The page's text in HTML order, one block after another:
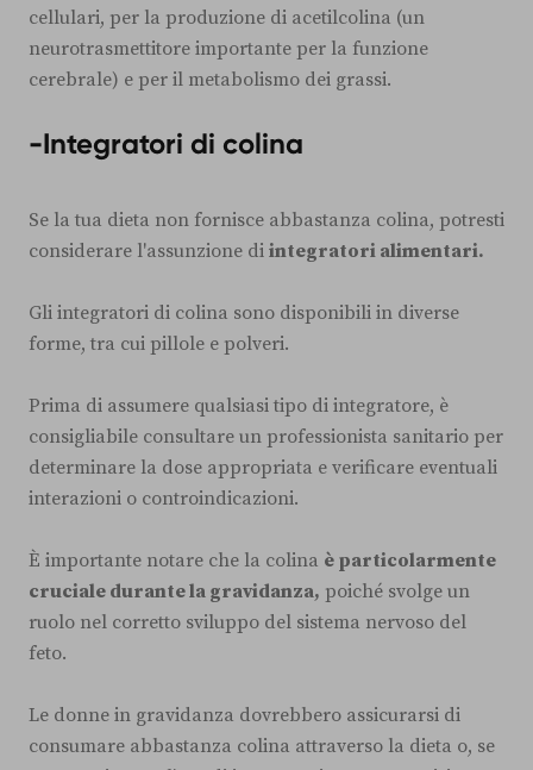
cellulari, per la produzione di acetilcolina (un
neurotrasmettitore importante per la funzione
cerebrale) e per il metabolismo dei grassi.
-Integratori di colina
Se la tua dieta non fornisce abbastanza colina, potresti
considerare l'assunzione di integratori alimentari.
Gli integratori di colina sono disponibili in diverse
forme, tra cui pillole e polveri.
Prima di assumere qualsiasi tipo di integratore, è
consigliabile consultare un professionista sanitario per
determinare la dose appropriata e verificare eventuali
interazioni o controindicazioni.
È importante notare che la colina è particolarmente
cruciale durante la gravidanza, poiché svolge un
ruolo nel corretto sviluppo del sistema nervoso del
feto.
Le donne in gravidanza dovrebbero assicurarsi di
consumare abbastanza colina attraverso la dieta o, se